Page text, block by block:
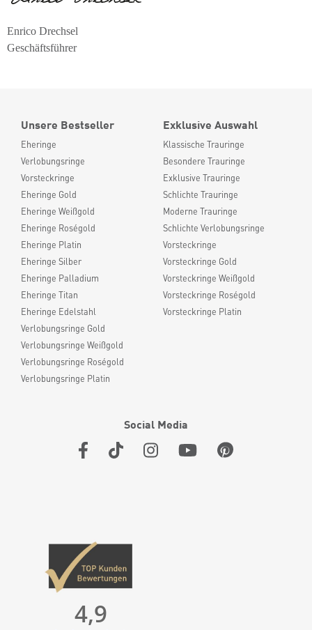
Enrico Drechsel
Geschäftsführer
Unsere Bestseller
Eheringe
Verlobungsringe
Vorsteckringe
Eheringe Gold
Eheringe Weißgold
Eheringe Roségold
Eheringe Platin
Eheringe Silber
Eheringe Palladium
Eheringe Titan
Eheringe Edelstahl
Verlobungsringe Gold
Verlobungsringe Weißgold
Verlobungsringe Roségold
Verlobungsringe Platin
Exklusive Auswahl
Klassische Trauringe
Besondere Trauringe
Exklusive Trauringe
Schlichte Trauringe
Moderne Trauringe
Schlichte Verlobungsringe
Vorsteckringe
Vorsteckringe Gold
Vorsteckringe Weißgold
Vorsteckringe Roségold
Vorsteckringe Platin
Social Media
4,9